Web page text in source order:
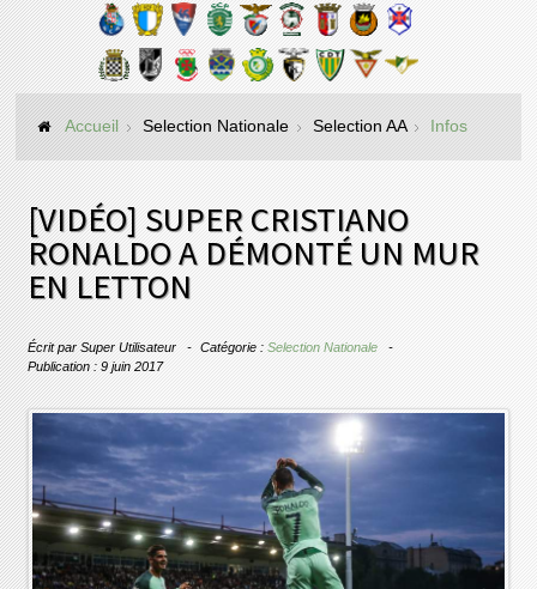
Accueil Selection Nationale Selection AA Infos
[VIDÉO] SUPER CRISTIANO
RONALDO A DÉMONTÉ UN MUR
EN LETTON
Écrit parSuper Utilisateur Catégorie :Selection Nationale
Publication : 9 juin 2017